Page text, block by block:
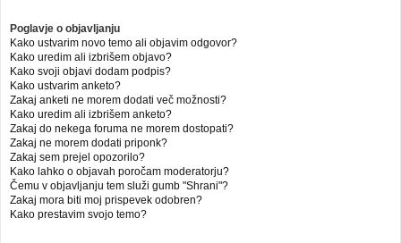
Poglavje o objavljanju
Kako ustvarim novo temo ali objavim odgovor?
Kako uredim ali izbrišem objavo?
Kako svoji objavi dodam podpis?
Kako ustvarim anketo?
Zakaj anketi ne morem dodati več možnosti?
Kako uredim ali izbrišem anketo?
Zakaj do nekega foruma ne morem dostopati?
Zakaj ne morem dodati priponk?
Zakaj sem prejel opozorilo?
Kako lahko o objavah poročam moderatorju?
Čemu v objavljanju tem služi gumb "Shrani"?
Zakaj mora biti moj prispevek odobren?
Kako prestavim svojo temo?